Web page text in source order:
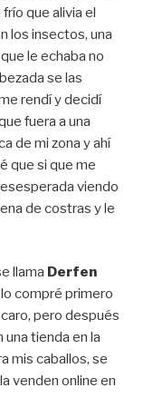
que alivia el
los insectos, una
le echaba no
se las
rendí y decidí
fuera a una
de mi zona y ahí
que si que me
viendo
de costras y le
llama Derfen
lo compré primero
pero después
tienda en la
mis caballos, se
venden online en